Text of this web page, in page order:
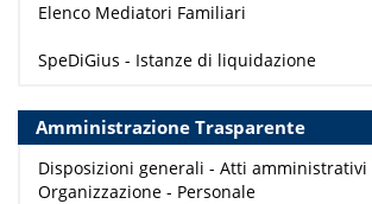
Elenco Mediatori Familiari
SpeDiGius - Istanze di liquidazione
Amministrazione Trasparente
Disposizioni generali - Atti amministrativi
Organizzazione - Personale